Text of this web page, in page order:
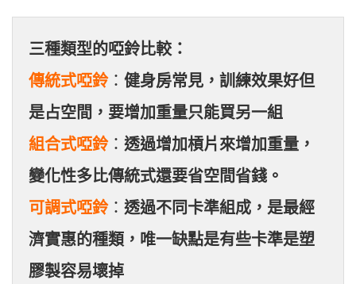
三種類型的啞鈴比較：
傳統式啞鈴： 健身房常見，訓練效果好但
是占空間，要增加重量只能買另一組
組合式啞鈴： 透過增加槓片來增加重量，
變化性多比傳統式還要省空間省錢。
可調式啞鈴： 透過不同卡準組成，是最經
濟實惠的種類，唯一缺點是有些卡準是塑
膠製容易壞掉